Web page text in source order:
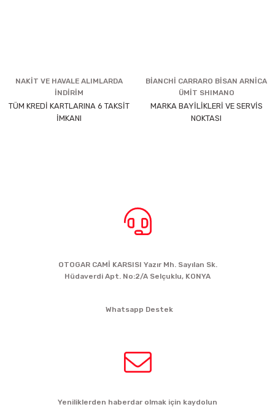
NAKİT VE HAVALE ALIMLARDA
İNDİRİM
TÜM KREDİ KARTLARINA 6 TAKSİT
İMKANI
BİANCHİ CARRARO BİSAN ARNİCA
ÜMİT SHIMANO
MARKA BAYİLİKLERİ VE SERVİS
NOKTASI
OTOGAR CAMİ KARSISI Yazır Mh. Sayılan Sk.
Hüdaverdi Apt. No:2/A Selçuklu, KONYA
Whatsapp Destek
Yeniliklerden haberdar olmak için kaydolun